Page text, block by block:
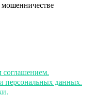
соглашением.
персональных данных.